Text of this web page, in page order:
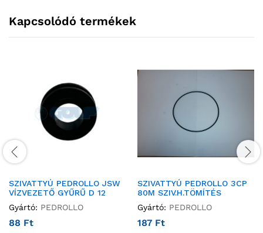
Kapcsolódó termékek
SZIVATTYÚ PEDROLLO JSW
VÍZVEZETŐ GYŰRŰ D 12
Gyártó: PEDROLLO
88 Ft
SZIVATTYÚ PEDROLLO 3CP
80M SZIV.H.TÖMÍTÉS
Gyártó: PEDROLLO
187 Ft